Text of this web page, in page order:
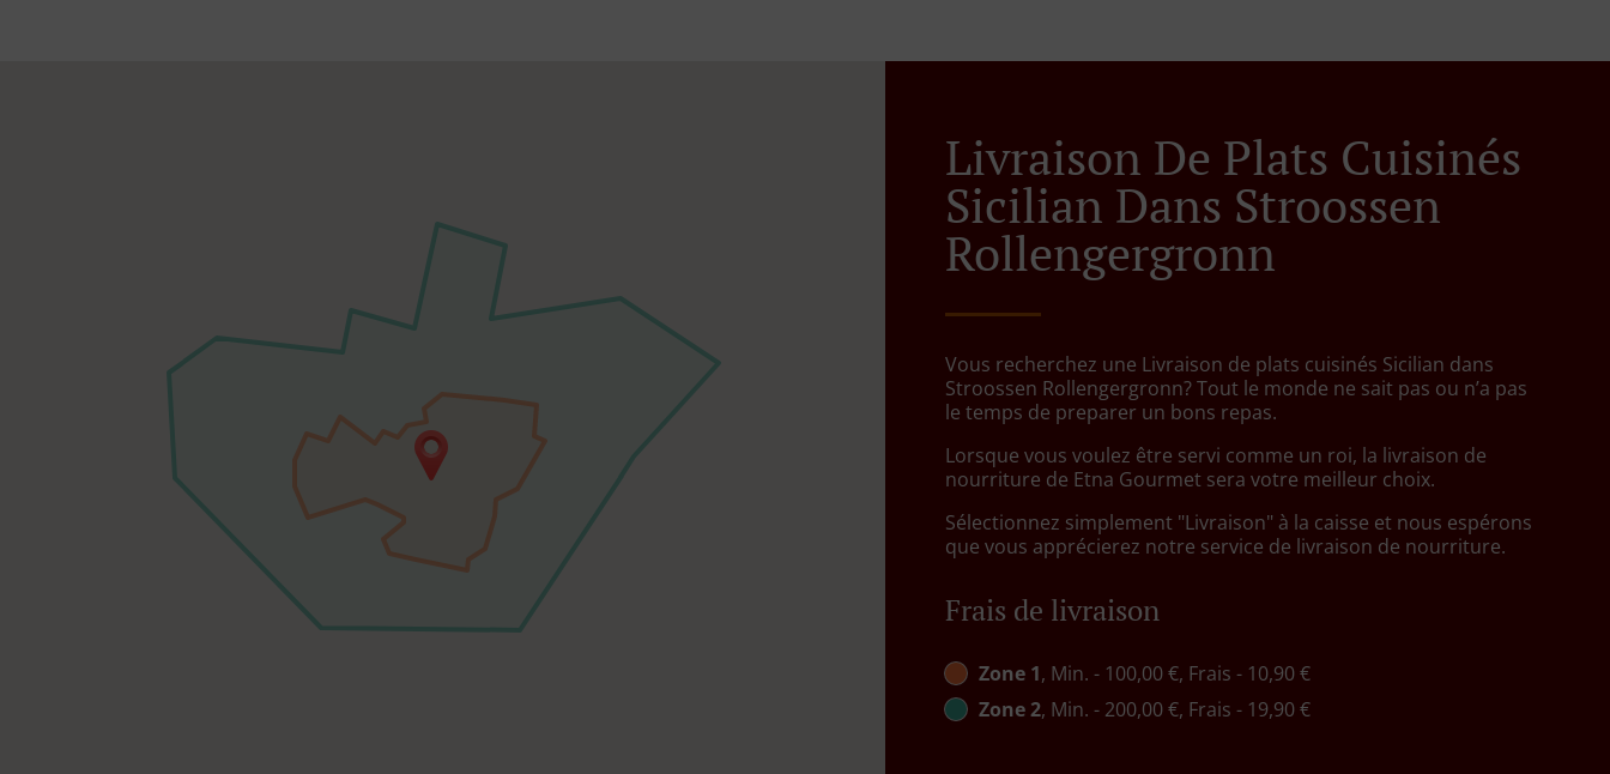
Livraison De Plats Cuisinés
Sicilian Dans Stroossen
Rollengergronn
Vous recherchez une Livraison de plats cuisinés Sicilian dans
Stroossen Rollengergronn? Tout le monde ne sait pas ou n’a pas
le temps de preparer un bons repas.
Lorsque vous voulez être servi comme un roi, la livraison de
nourriture de Etna Gourmet sera votre meilleur choix.
Sélectionnez simplement "Livraison" à la caisse et nous espérons
que vous apprécierez notre service de livraison de nourriture.
Frais de livraison
Zone 1, Min. - 100,00 €, Frais - 10,90 €
Zone 2, Min. - 200,00 €, Frais - 19,90 €